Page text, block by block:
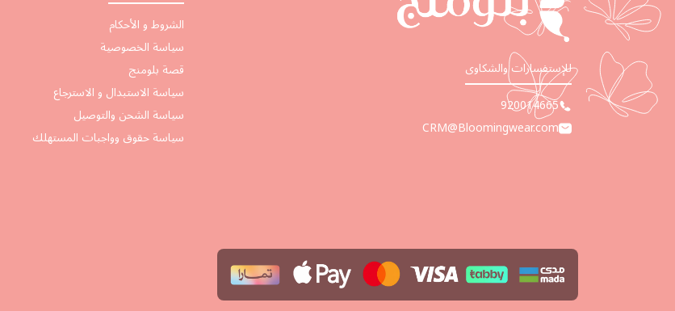
للإستفسارات والشكاوى
920014665
CRM@Bloomingwear.com
الشروط و الأحكام
سياسة الخصوصية
قصة بلومنج
سياسة الاستبدال و الاسترجاع
سياسة الشحن والتوصيل
سياسة حقوق وواجبات المستهلك